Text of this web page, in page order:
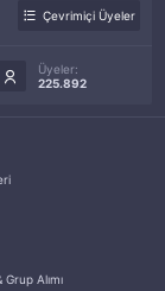
Çevrimiçi Üyeler
Üyeler:
225.892
Alımı